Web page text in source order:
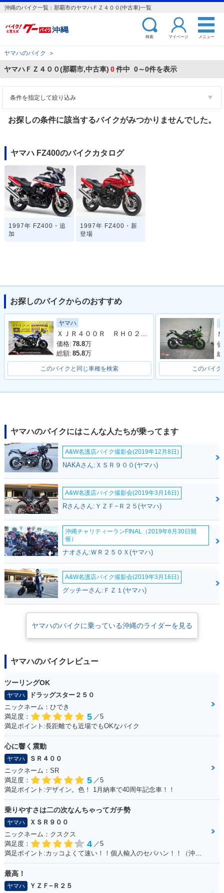
沖縄のバイク一覧：那覇市のヤマハＦＺ４００(中古車)一覧
検索 マイページ メニュー
ヤマハのバイク ＞
ヤマハＦＺ４００(那覇市,中古車) 0件中 0～0件を表示
条件を指定して絞り込み
お探しの条件に該当するバイクがみつかりませんでした。
ヤマハ FZ400のバイクカタログ
1997年 FZ400・追
加
1997年 FZ400・新
登場
お探しのバイクからのおすすめ
ヤマハ
ＸＪＲ４００Ｒ ＲＨ０２Ｊ ２００１年モデル ディープパープリッシュブルーメタリックＣ
価格: 78.8万
総額: 85.8万
このバイクと同じ車種を検索 このバイク
ヤマハのバイクにはこんな人たちが乗ってます
A&W名護店バイク撮影会(2019年12月8日)
NAKAさん:ＸＳＲ９００(ヤマハ)
A&W名護店バイク撮影会(2019年3月16日)
Rさんさん:ＹＺＦ−Ｒ２５(ヤマハ)
沖縄チャリティーランFINAL（2019年6月30日開
催）
ナオさん:ＷＲ２５０Ｘ(ヤマハ)
A&W名護店バイク撮影会(2019年3月16日)
グッチーさん:ＦＺ１(ヤマハ)
ヤマハのバイクに乗っている沖縄のライダーを見る
ヤマハのバイクレビュー
ツーリングOK
ヤマハ
ドラッグスター２５０
ニックネーム：ひでき
満足度：
5 ／5
満足ポイント:長距離でも近場でもOKなバイク
心に響く震動
ヤマハ
ＳＲ４００
ニックネーム：SR
満足度：
5 ／5
満足ポイント:デザイン。色！ 1月納車で40周年記念車！！
乗りやすさは二の次なんちゃってガチ勢
ヤマハ
ＸＳＲ９００
ニックネーム：クスクス
満足度：
4 ／5
最高！
ヤマハ
ＹＺＦ−Ｒ２５